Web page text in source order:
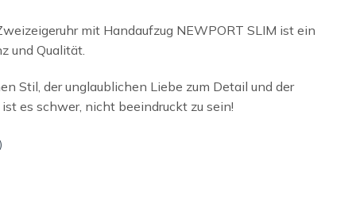
mit Handaufzug NEWPORT SLIM ist ein
und Qualität.
Stil, der unglaublichen Liebe zum Detail und der
es schwer, nicht beeindruckt zu sein!